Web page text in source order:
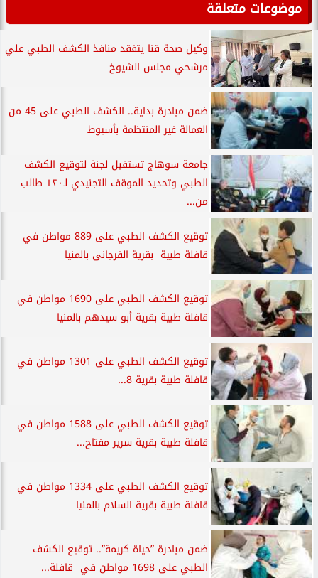
موضوعات متعلقة
وكيل صحة قنا يتفقد منافذ الكشف الطبي علي
مرشحي مجلس الشيوخ
ضمن مبادرة بداية.. الكشف الطبي على 45 من
العمالة غير المنتظمة بأسيوط
جامعة سوهاج تستقبل لجنة لتوقيع الكشف
الطبي وتحديد الموقف التجنيدي لـ١٢٠ طالب
من...
توقيع الكشف الطبي على 889 مواطن في
قافلة طبية بقرية الفرجانى بالمنيا
توقيع الكشف الطبي على 1690 مواطن في
قافلة طبية بقرية أبو سيدهم بالمنيا
توقيع الكشف الطبي على 1301 مواطن في
قافلة طبية بقرية 8...
توقيع الكشف الطبي على 1588 مواطن في
قافلة طبية بقرية سرير مفتاح...
توقيع الكشف الطبي على 1334 مواطن في
قافلة طبية بقرية السلام بالمنيا
ضمن مبادرة ”حياة كريمة”.. توقيع الكشف
الطبي على 1698 مواطن في قافلة...